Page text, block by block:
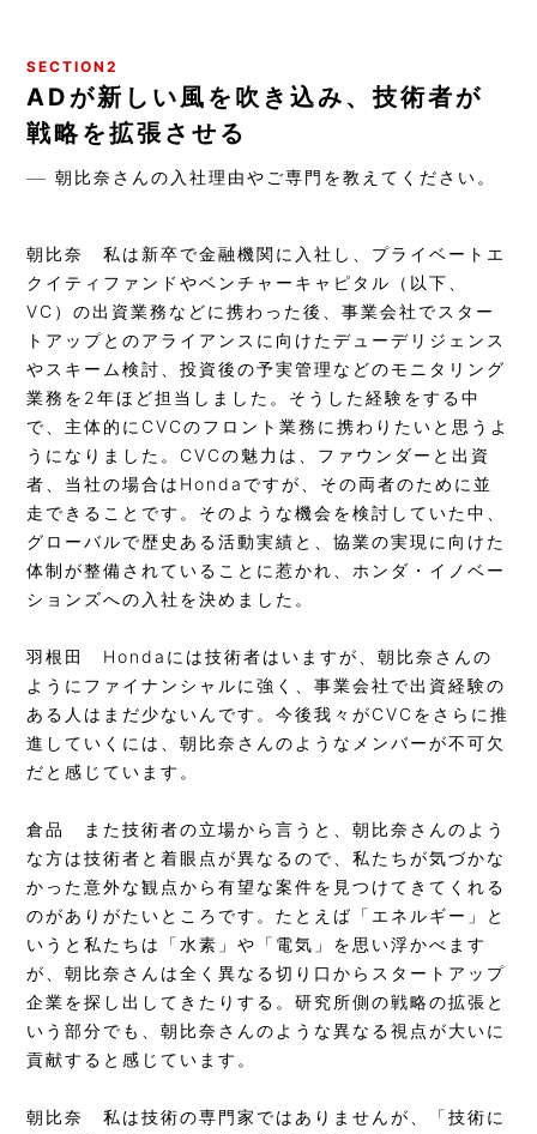
SECTION2
ADが新しい風を吹き込み、技術者が
戦略を拡張させる
朝比奈さんの入社理由やご専門を教えてください。
朝比奈
私は新卒で金融機関に入社し、プライベートエ
クイティファンドやベンチャーキャピタル（以下、
VC）の出資業務などに携わった後、事業会社でスター
トアップとのアライアンスに向けたデューデリジェンス
やスキーム検討、投資後の予実管理などのモニタリング
業務を2年ほど担当しました。そうした経験をする中
で、主体的にCVCのフロント業務に携わりたいと思うよ
うになりました。CVCの魅力は、ファウンダーと出資
者、当社の場合はHondaですが、その両者のために並
走できることです。そのような機会を検討していた中、
グローバルで歴史ある活動実績と、協業の実現に向けた
体制が整備されていることに惹かれ、ホンダ・イノベー
ションズへの入社を決めました。
羽根田
Hondaには技術者はいますが、朝比奈さんの
ようにファイナンシャルに強く、事業会社で出資経験の
ある人はまだ少ないんです。今後我々がCVCをさらに推
進していくには、朝比奈さんのようなメンバーが不可欠
だと感じています。
倉品
また技術者の立場から言うと、朝比奈さんのよう
な方は技術者と着眼点が異なるので、私たちが気づかな
かった意外な観点から有望な案件を見つけてきてくれる
のがありがたいところです。たとえば「エネルギー」と
いうと私たちは「水素」や「電気」を思い浮かべます
が、朝比奈さんは全く異なる切り口からスタートアップ
企業を探し出してきたりする。研究所側の戦略の拡張と
いう部分でも、朝比奈さんのような異なる視点が大いに
貢献すると感じています。
朝比奈
私は技術の専門家ではありませんが、「技術に